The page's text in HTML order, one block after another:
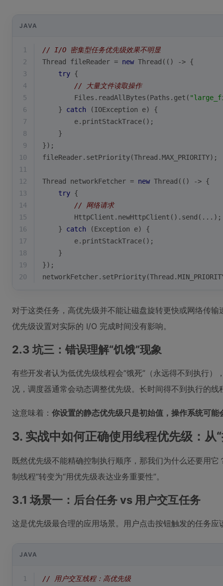
JAVA
1
// I/O 密集型任务优先级效果不明显
2
Thread fileReader = new Thread(() -> {
3
try {
4
// 大量文件读取操作
5
        Files.readAllBytes(Paths.get(
6
    }
catch (IOException e) {
7
        e.printStackTrace();
8
    }
9
});
10
fileReader.setPriority(Thread.MAX_PRIORITY);
11
12
Thread networkFetcher = new Thread(() -> {
13
try {
14
// 网络请求
15
        HttpClient.newHttpClient().send(...);
16
    }
catch (Exception e) {
17
        e.printStackTrace();
18
    }
19
});
20
对于这类任务，高优先级并不能让磁盘旋转更快或网络传
优先级设置对实际的 I/O 完成时间没有影响。
2.3 坑三：错误理解“饥饿”现象
有些开发者认为低优先级线程会“饿死”（永远得不到执行
况，调度器通常会动态调整优先级。长时间得不到执行的
这意味着： 你设置的静态优先级只是初始值，操作系统可
3. 实战中如何正确使用线程优先级：从
既然优先级不能精确控制执行顺序，那我们为什么还要用
制线程”转变为“用优先级表达业务重要性”。
3.1 场景一：后台任务 vs 用户交互任务
这是优先级最合理的应用场景。用户点击按钮触发的任务
JAVA
1
// 用户交互线程：高优先级